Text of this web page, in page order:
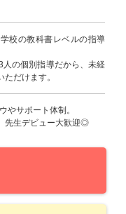
校の教科書レベルの指導
の個別指導だから、未経
だけます。
やサポート体制。
先生デビュー大歓迎◎